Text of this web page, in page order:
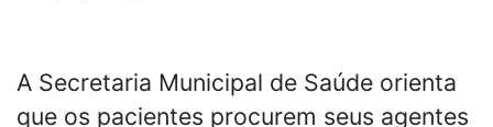
A Secretaria Municipal de Saúde orienta
que os pacientes procurem seus agentes